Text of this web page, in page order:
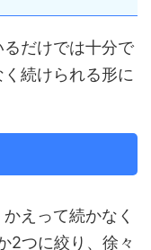
だけでは十分で
続けられる形に
えって続かなく
2つに絞り、徐々